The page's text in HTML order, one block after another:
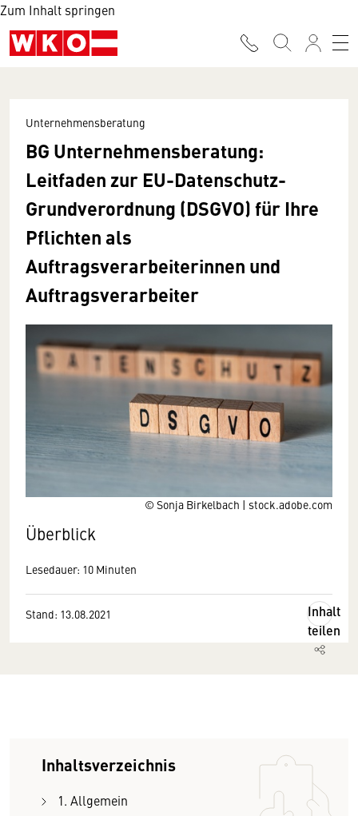
Zum Inhalt springen
© Sonja Birkelbach | stock.adobe.com
Unternehmensberatung
BG Unternehmensberatung:
Leitfaden zur EU-Datenschutz-
Grundverordnung (DSGVO) für Ihre
Pflichten als
Auftragsverarbeiterinnen und
Auftragsverarbeiter
Überblick
Lesedauer: 10 Minuten
Stand: 13.08.2021
Inhalt
teilen
Inhaltsverzeichnis
1. Allgemein